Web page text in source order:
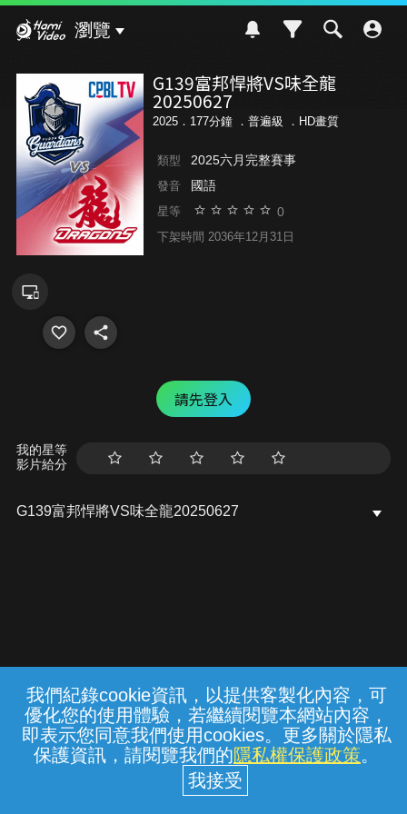
我們紀錄cookie資訊，以提供客製化內容，可
優化您的使用體驗，若繼續閱覽本網站內容，
即表示您同意我們使用cookies。更多關於隱私
保護資訊，請閱覽我們的隱私權保護政策。
瀏覽
G139富邦悍將VS味全龍
20250627
2025．177分鐘 ． 普遍級 ．HD畫質
類型 2025六月完整賽事
發音 國語
星等 0
下架時間 2036年12月31日
請先登入
我的星等
影片給分
G139富邦悍將VS味全龍20250627
常見問題 線上客服 服務條款 隱私權保護
中華電信股份有限公司個人家庭分公司
(統一編號：96979949) © 2026
{{notifyMsg}}